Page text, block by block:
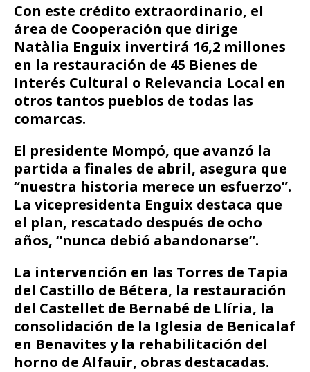
Con este crédito extraordinario, el
área de Cooperación que dirige
Natàlia Enguix invertirá 16,2 millones
en la restauración de 45 Bienes de
Interés Cultural o Relevancia Local en
otros tantos pueblos de todas las
comarcas.
El presidente Mompó, que avanzó la
partida a finales de abril, asegura que
“nuestra historia merece un esfuerzo”.
La vicepresidenta Enguix destaca que
el plan, rescatado después de ocho
años, “nunca debió abandonarse”.
La intervención en las Torres de Tapia
del Castillo de Bétera, la restauración
del Castellet de Bernabé de Llíria, la
consolidación de la Iglesia de Benicalaf
en Benavites y la rehabilitación del
horno de Alfauir, obras destacadas.